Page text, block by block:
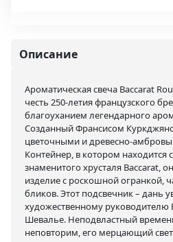
Описание
Ароматическая свеча Baccarat
честь 250-летия французского
благоуханием легендарного
Созданный Франсисом
цветочными и древесно-
Контейнер, в котором находится
знаменитого хрусталя Baccarat,
изделие с роскошной огранкой,
бликов. Этот подсвечник – дань
художественному руководителю
Шевалье. Неподвластный
неповторим, его мерцающий